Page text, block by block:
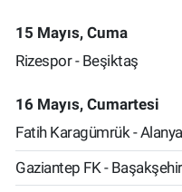
15 Mayıs, Cuma
Rizespor - Beşiktaş
16 Mayıs, Cumartesi
Fatih Karagümrük -
Gaziantep FK - Başakşehir